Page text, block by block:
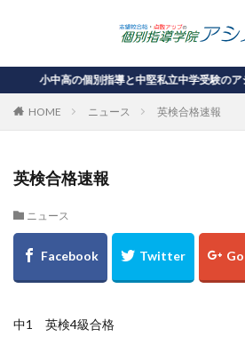
小中高の個別指導と中堅私立中学受験のアシスト
HOME ニュース 英検合格速報
英検合格速報
ニュース
中1 英検4級合格